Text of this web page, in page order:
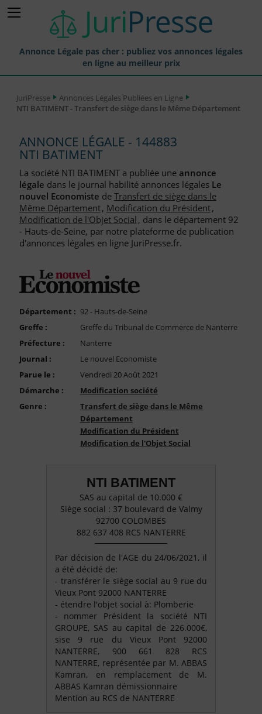
Annonce Légale pas cher : publiez vos annonces légales
en ligne au meilleur prix
Annonces Légales Publiées
Journaux Habilités (JAL) Annonces Légales
Départements pour la Publication d'Annonces Légales
Liste des Greffes
Liste des CCI
Le Blog pour les Entreprises
Nous Contacter
Compte PRO
JuriPresse
Annonces Légales Publiées en Ligne
NTI BATIMENT - Transfert de siège dans le Même Département
ANNONCE LÉGALE - 144883
NTI BATIMENT
La société NTI BATIMENT a publiée une annonce
légale dans le journal habilité annonces légales Le
nouvel Economiste deTransfert de siège dans le
Même Département, Modification du Président,
Modification de l'Objet Social, dans le département 92
- Hauts-de-Seine, par notre plateforme de publication
d'annonces légales en ligne JuriPresse.fr.
Département : 92 - Hauts-de-Seine
Greffe :
Greffe du Tribunal de Commerce de Nanterre
Préfecture :
Nanterre
Journal :
Le nouvel Economiste
Parue le :
Vendredi 20 Août 2021
Démarche :
Modification société
Genre :
Transfert de siège dans le Même
Département
Modification du Président
Modification de l'Objet Social
NTI BATIMENT
SAS au capital de 10.000 €
Siège social : 37 boulevard de Valmy
92700 COLOMBES
882 637 408 RCS NANTERRE
Par décision de l'AGE du 24/06/2021, il
a été décidé de:
- transférer le siège social au 9 rue du
Vieux Pont 92000 NANTERRE
- étendre l'objet social à: Plomberie
- nommer Président la société NTI
GROUPE, SAS au capital de 226.000€,
sise 9 rue du Vieux Pont 92000
NANTERRE, 900 661 828 RCS
NANTERRE, représentée par M. ABBAS
Kamran, en remplacement de M.
ABBAS Kamran démissionnaire
Mention au RCS de NANTERRE